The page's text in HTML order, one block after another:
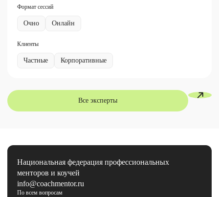
Формат сессий
Очно Онлайн
Клиенты
Частные Корпоративные
Все эксперты
Национальная федерация профессиональных
менторов и коучей
info@coachmentor.ru
По всем вопросам